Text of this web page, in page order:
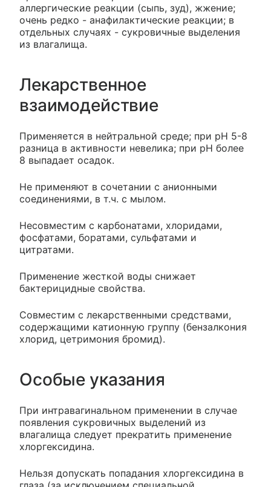
аллергические реакции (сыпь, зуд), жжение;
очень редко - анафилактические реакции; в
отдельных случаях - сукровичные выделения
из влагалища.
Лекарственное
взаимодействие
Применяется в нейтральной среде; при рН 5-8
разница в активности невелика; при рН более
8 выпадает осадок.
Не применяют в сочетании с анионными
соединениями, в т.ч. с мылом.
Несовместим с карбонатами, хлоридами,
фосфатами, боратами, сульфатами и
цитратами.
Применение жесткой воды снижает
бактерицидные свойства.
Совместим с лекарственными средствами,
содержащими катионную группу (бензалкония
хлорид, цетримония бромид).
Особые указания
При интравагинальном применении в случае
появления сукровичных выделений из
влагалища следует прекратить применение
хлоргексидина.
Нельзя допускать попадания хлоргексидина в